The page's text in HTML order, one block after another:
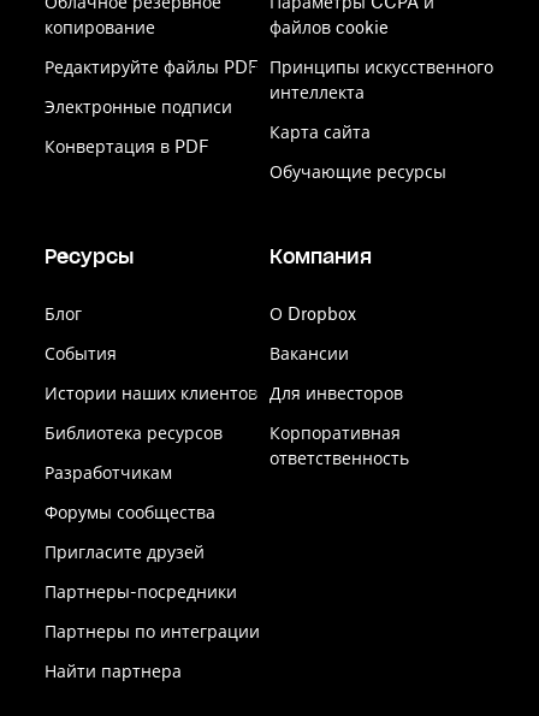
копирование
Редактируйте файлы PDF
Электронные подписи
Конвертация в PDF
файлов cookie
Принципы искусственного
интеллекта
Карта сайта
Обучающие ресурсы
Ресурсы
Блог
События
Истории наших клиентов
Библиотека ресурсов
Разработчикам
Форумы сообщества
Пригласите друзей
Партнеры-посредники
Партнеры по интеграции
Найти партнера
Компания
О Dropbox
Вакансии
Для инвесторов
Корпоративная
ответственность